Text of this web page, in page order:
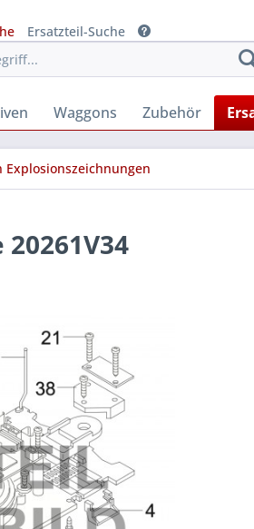
Ersatzteil-Suche
Waggons Zubehör
Explosionszeichnungen